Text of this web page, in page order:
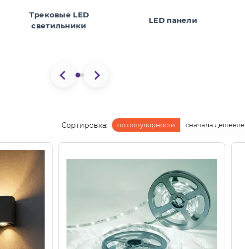
Трековые LED
светильники
LED панели
Сортировка: по популярности сначала дешевле